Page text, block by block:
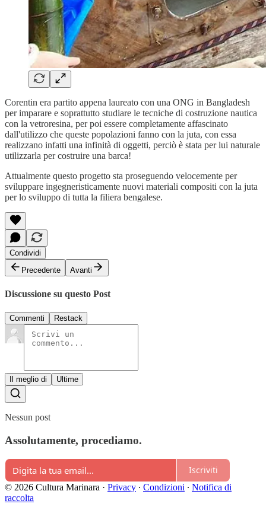
Corentin era partito appena laureato con una ONG in Bangladesh
per imparare e soprattutto studiare le tecniche di costruzione nautica
con la vetroresina, per poi essere completamente affascinato
dall'utilizzo che queste popolazioni fanno con la juta, con essa
realizzano infatti una infinità di oggetti, perciò è stata per lui naturale
utilizzarla per costruire una barca!
Attualmente questo progetto sta proseguendo velocemente per
sviluppare ingegneristicamente nuovi materiali compositi con la juta
per lo sviluppo di tutta la filiera bengalese.
Condividi
Precedente
Avanti
Discussione su questo Post
Commenti Restack
Il meglio di Ultime
Nessun post
Assolutamente, procediamo.
Iscriviti
© 2026 Cultura Marinara · Privacy ∙ Condizioni ∙ Notifica di
raccolta